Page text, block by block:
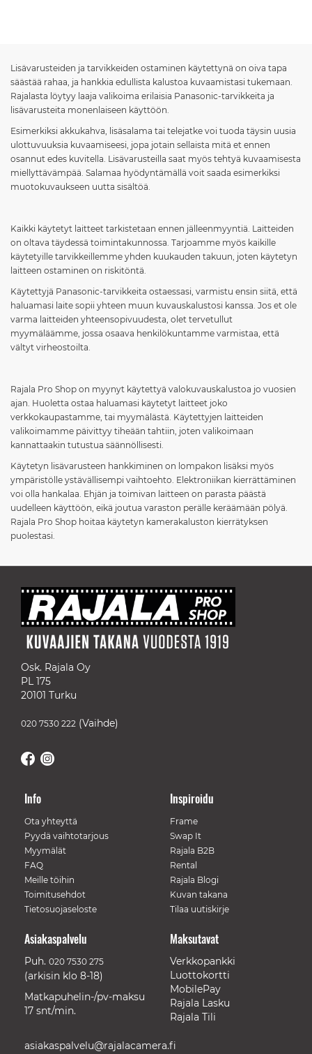
Lisävarusteiden ja tarvikkeiden ostaminen käytettynä on oiva tapa
säästää rahaa, ja hankkia edullista kalustoa kuvaamistasi tukemaan.
Rajalasta löytyy laaja valikoima erilaisia Panasonic-tarvikkeita ja
lisävarusteita monenlaiseen käyttöön.
Esimerkiksi akkukahva, lisäsalama tai telejatke voi tuoda täysin uusia
ulottuvuuksia kuvaamiseesi, jopa jotain sellaista mitä et ennen
osannut edes kuvitella. Lisävarusteilla saat myös tehtyä kuvaamisesta
miellyttävämpää. Salamaa hyödyntämällä voit saada esimerkiksi
muotokuvaukseen uutta sisältöä.
Kaikki käytetyt laitteet tarkistetaan ennen jälleenmyyntiä. Laitteiden
on oltava täydessä toimintakunnossa. Tarjoamme myös kaikille
käytetyille tarvikkeillemme yhden kuukauden takuun, joten käytetyn
laitteen ostaminen on riskitöntä.
Käytettyjä Panasonic-tarvikkeita ostaessasi, varmistu ensin siitä, että
haluamasi laite sopii yhteen muun kuvauskalustosi kanssa. Jos et ole
varma laitteiden yhteensopivuudesta, olet tervetullut
myymäläämme, jossa osaava henkilökuntamme varmistaa, että
vältyt virheostoilta.
Rajala Pro Shop on myynyt käytettyä valokuvauskalustoa jo vuosien
ajan. Huoletta ostaa haluamasi käytetyt laitteet joko
verkkokaupastamme, tai myymälästä. Käytettyjen laitteiden
valikoimamme päivittyy tiheään tahtiin, joten valikoimaan
kannattaakin tutustua säännöllisesti.
Käytetyn lisävarusteen hankkiminen on lompakon lisäksi myös
ympäristölle ystävällisempi vaihtoehto. Elektroniikan kierrättäminen
voi olla hankalaa. Ehjän ja toimivan laitteen on parasta päästä
uudelleen käyttöön, eikä joutua varaston perälle keräämään pölyä.
Rajala Pro Shop hoitaa käytetyn kamerakaluston kierrätyksen
puolestasi.
Osk. Rajala Oy
PL 175
20101 Turku
020 7530 222 (Vaihde)
Info
Ota yhteyttä
Pyydä vaihtotarjous
Myymälät
FAQ
Meille töihin
Toimitusehdot
Tietosuojaseloste
Inspiroidu
Frame
Swap It
Rajala B2B
Rental
Rajala Blogi
Kuvan takana
Tilaa uutiskirje
Maksutavat
Verkkopankki
Luottokortti
MobilePay
Rajala Lasku
Rajala Tili
Asiakaspalvelu
Puh. 020 7530 275
(arkisin klo 8-18)
Matkapuhelin-/pv-maksu
17 snt/min.
asiakaspalvelu@rajalacamera.fi